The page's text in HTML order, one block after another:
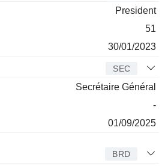
President
51
30/01/2023
SEC
Secrétaire Général
-
01/09/2025
BRD